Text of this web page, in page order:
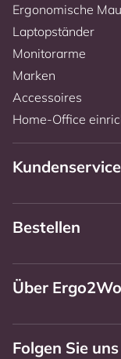
Ergonomische
Laptopständer
Monitorarme
Marken
Accessoires
Home-Office
Kundenservice
Bestellen
Über
Folgen Sie uns